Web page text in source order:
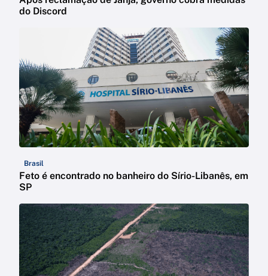
do Discord
Brasil
Feto é encontrado no banheiro do Sírio-Libanês, em
SP